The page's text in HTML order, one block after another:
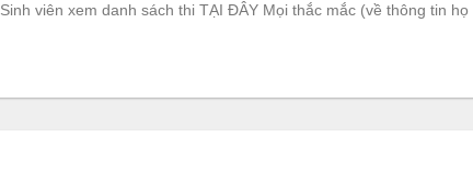
Sinh viên xem danh sách thi TẠI ĐÂY Mọi thắc mắc (về thông tin họ